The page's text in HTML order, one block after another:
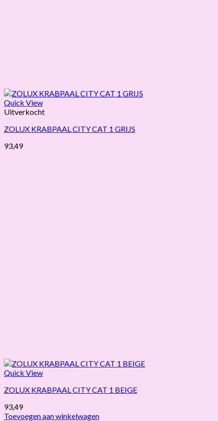
Quick View
Uitverkocht
ZOLUX KRABPAAL CITY CAT 1 GRIJS
93,49
Quick View
ZOLUX KRABPAAL CITY CAT 1 BEIGE
93,49
Toevoegen aan winkelwagen